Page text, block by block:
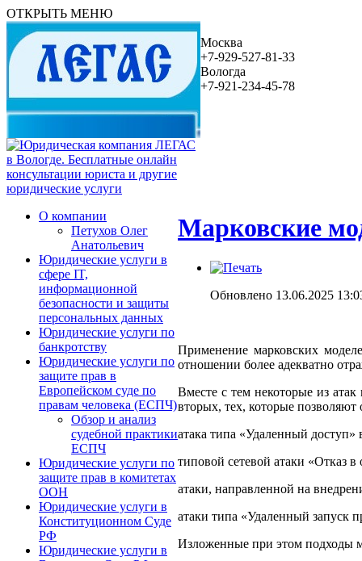
ОТКРЫТЬ МЕНЮ
Москва
+7-929-527-81-33
Вологда
+7-921-234-45-78
О компании
Петухов Олег
Анатольевич
Юридические услуги в
сфере IT,
информационной
безопасности и защиты
персональных данных
Юридические услуги по
банкротству
Юридические услуги по
защите прав в
Европейском суде по
правам человека (ЕСПЧ)
Обзор и анализ
судебной практики
ЕСПЧ
Юридические услуги по
защите прав в комитетах
ООН
Юридические услуги в
Конституционном Суде
РФ
Юридические услуги в
Марковские
Обновлено 13.06.2025
Применение марковских
отношении более адекватно
Вместе с тем некоторые из
вторых, тех, которые
атака типа «Удаленный
типовой сетевой атаки «Отказ
атаки, направленной на
атаки типа «Удаленный запуск
Изложенные при этом подходы